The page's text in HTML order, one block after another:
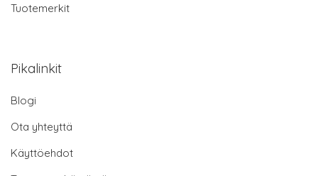
Tuotemerkit
Pikalinkit
Blogi
Ota yhteyttä
Käyttöehdot